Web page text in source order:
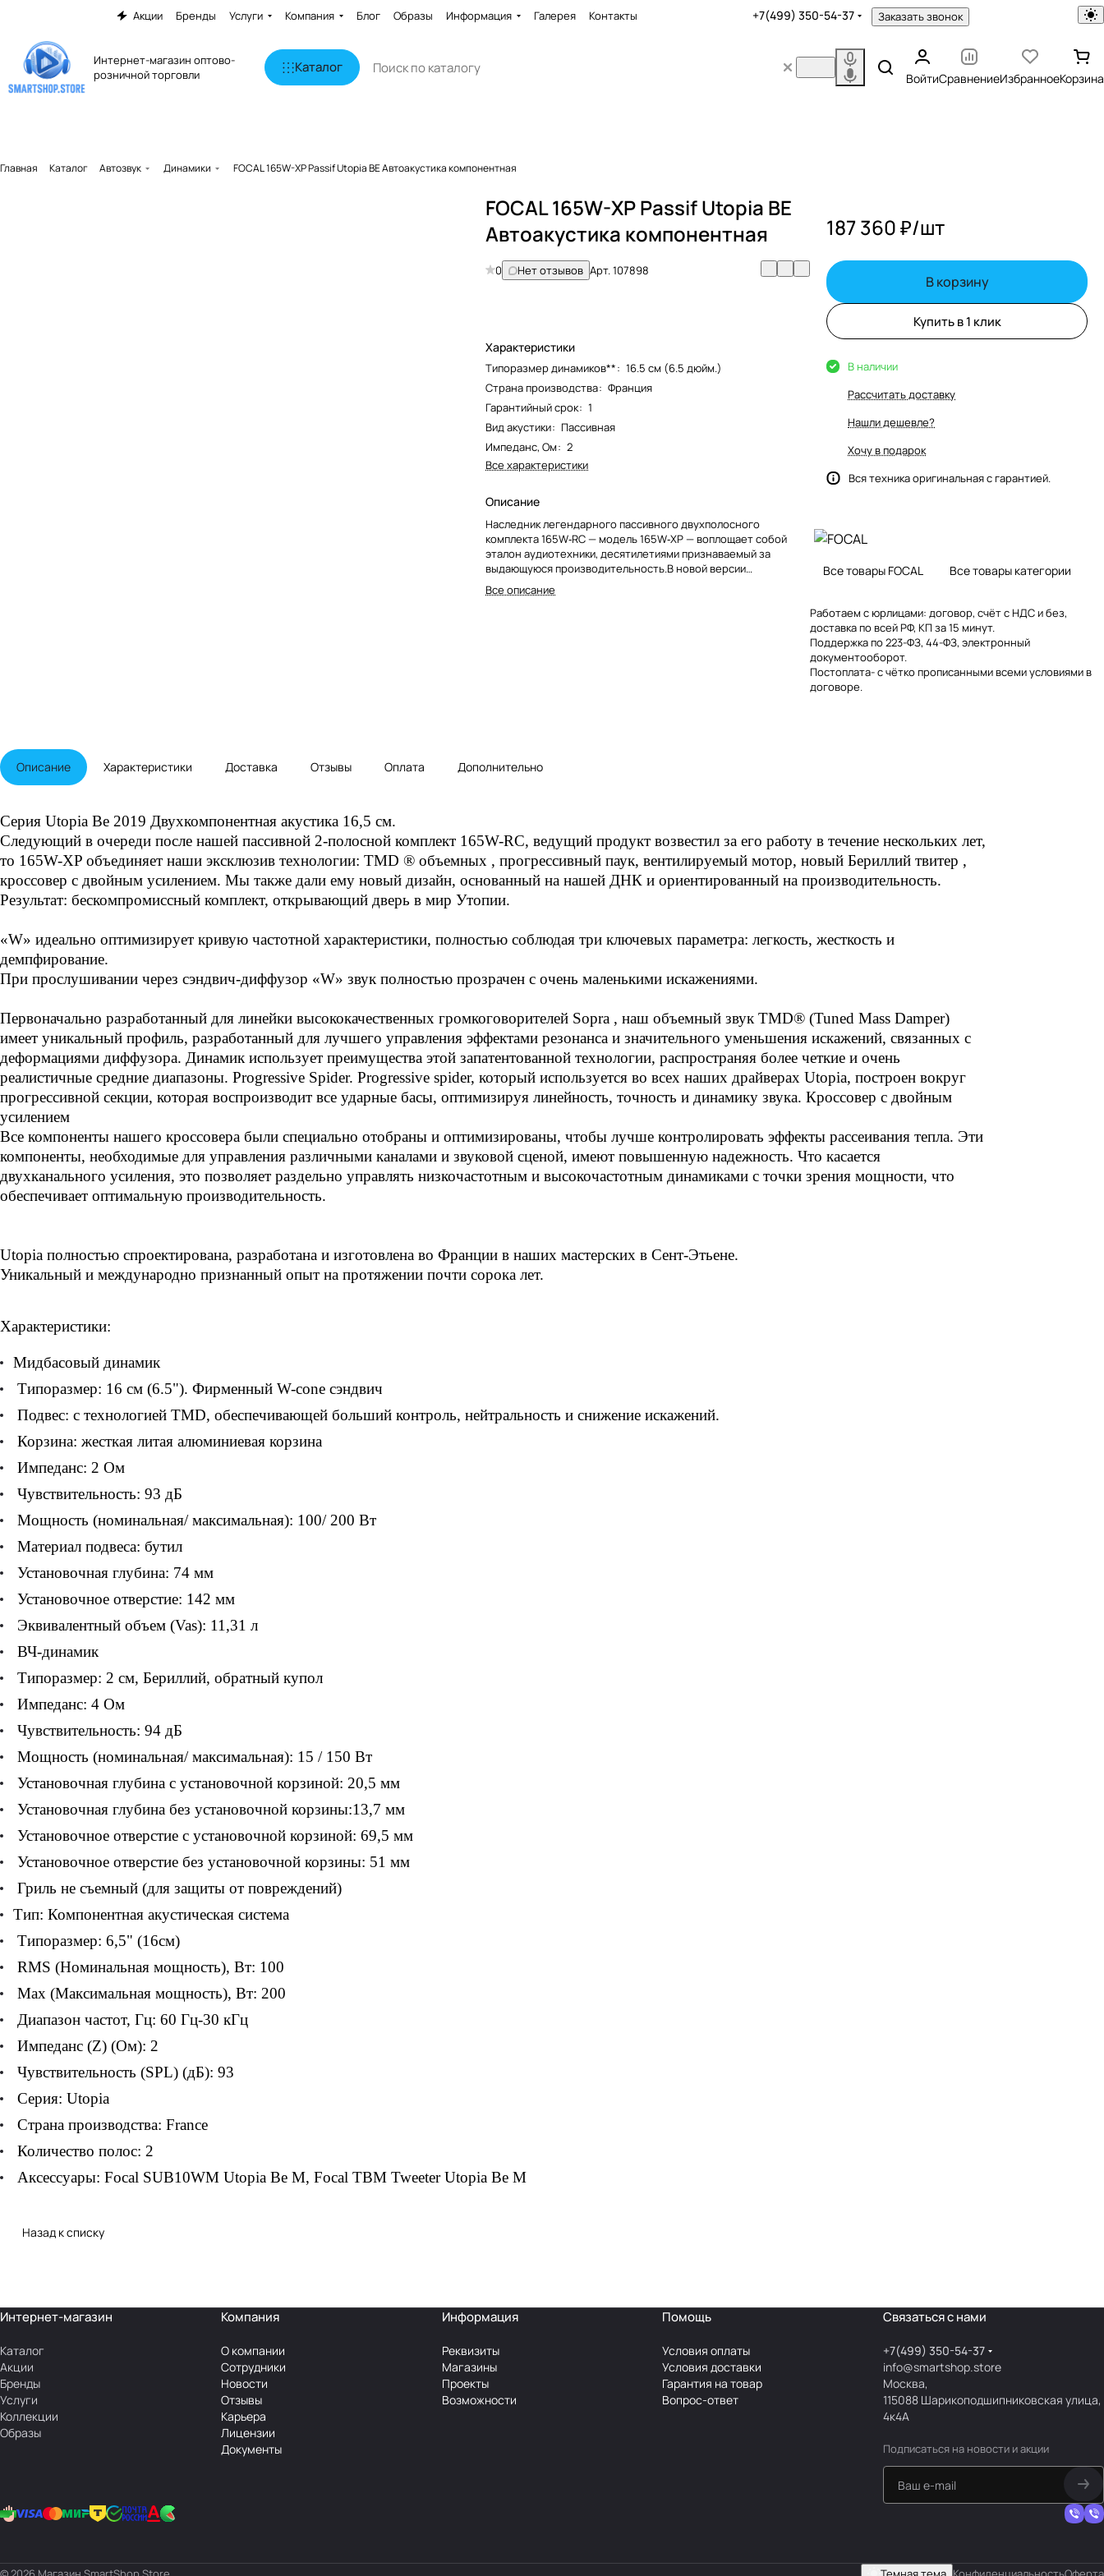
Акции Бренды Услуги Компания Блог Образы Информация Галерея Контакты +7(499) 350-54-37 Заказать звонок
Интернет-магазин оптово-
розничной торговли
Каталог
ВойтиСравнениеИзбранноеКорзина
Главная Каталог Автозвук Динамики FOCAL 165W-XP Passif Utopia BE Автоакустика компонентная
FOCAL 165W-XP Passif Utopia BE
Автоакустика компонентная
0 Нет отзывов Арт.107898
Характеристики
Типоразмер динамиков**: 16.5 см (6.5 дюйм.)
Страна производства: Франция
Гарантийный срок: 1
Вид акустики: Пассивная
Импеданс, Ом: 2
Все характеристики
Описание
Наследник легендарного пассивного двухполосного
комплекта 165W‑RC — модель 165W‑XP — воплощает собой
эталон аудиотехники, десятилетиями признаваемый за
выдающуюся производительность.В новой версии
реализованы самые передовые разработки: подвеска TMD;
паук с прогрессивным профилем; вентилируемый мотор;
Все описание
187 360 ₽/шт
В корзину
Купить в 1 клик
В наличии
Рассчитать доставку
Нашли дешевле?
Хочу в подарок
Вся техника оригинальная с гарантией.
Все товары FOCAL Все товары категории
Работаем с юрлицами: договор, счёт с НДС и без,
доставка по всей РФ, КП за 15 минут.
Поддержка по 223-ФЗ, 44-ФЗ, электронный
документооборот.
Постоплата- с чётко прописанными всеми условиями в
договоре.
Описание Характеристики Доставка Отзывы Оплата Дополнительно
Серия Utopia Be 2019 Двухкомпонентная акустика 16,5 см.
Следующий в очереди после нашей пассивной 2-полосной комплект 165W-RC, ведущий продукт возвестил за его работу в течение нескольких лет,
то 165W-XP объединяет наши эксклюзив технологии: TMD ® объемных , прогрессивный паук, вентилируемый мотор, новый Бериллий твитер ,
кроссовер с двойным усилением. Мы также дали ему новый дизайн, основанный на нашей ДНК и ориентированный на производительность.
Результат: бескомпромиссный комплект, открывающий дверь в мир Утопии.
«W» идеально оптимизирует кривую частотной характеристики, полностью соблюдая три ключевых параметра: легкость, жесткость и
демпфирование.
При прослушивании через сэндвич-диффузор «W» звук полностью прозрачен с очень маленькими искажениями.
Первоначально разработанный для линейки высококачественных громкоговорителей Sopra , наш объемный звук TMD® (Tuned Mass Damper)
имеет уникальный профиль, разработанный для лучшего управления эффектами резонанса и значительного уменьшения искажений, связанных с
деформациями диффузора. Динамик использует преимущества этой запатентованной технологии, распространяя более четкие и очень
реалистичные средние диапазоны. Progressive Spider. Progressive spider, который используется во всех наших драйверах Utopia, построен вокруг
прогрессивной секции, которая воспроизводит все ударные басы, оптимизируя линейность, точность и динамику звука. Кроссовер с двойным
усилением
Все компоненты нашего кроссовера были специально отобраны и оптимизированы, чтобы лучше контролировать эффекты рассеивания тепла. Эти
компоненты, необходимые для управления различными каналами и звуковой сценой, имеют повышенную надежность. Что касается
двухканального усиления, это позволяет раздельно управлять низкочастотным и высокочастотным динамиками с точки зрения мощности, что
обеспечивает оптимальную производительность.
Utopia полностью спроектирована, разработана и изготовлена ​​во Франции в наших мастерских в Сент-Этьене.
Уникальный и международно признанный опыт на протяжении почти сорока лет.
Характеристики:
Мидбасовый динамик
Типоразмер: 16 см (6.5"). Фирменный W-cone сэндвич
Подвес: с технологией TMD, обеспечивающей больший контроль, нейтральность и снижение искажений.
Корзина: жесткая литая алюминиевая корзина
Импеданс: 2 Ом
Чувствительность: 93 дБ
Мощность (номинальная/ максимальная): 100/ 200 Вт
Материал подвеса: бутил
Установочная глубина: 74 мм
Установочное отверстие: 142 мм
Эквивалентный объем (Vas): 11,31 л
ВЧ-динамик
Типоразмер: 2 см, Бериллий, обратный купол
Импеданс: 4 Ом
Чувствительность: 94 дБ
Мощность (номинальная/ максимальная): 15 / 150 Вт
Установочная глубина с установочной корзиной: 20,5 мм
Установочная глубина без установочной корзины:13,7 мм
Установочное отверстие с установочной корзиной: 69,5 мм
Установочное отверстие без установочной корзины: 51 мм
Гриль не съемный (для защиты от повреждений)
Тип: Компонентная акустическая система
Типоразмер: 6,5" (16см)
RMS (Номинальная мощность), Вт: 100
Max (Максимальная мощность), Вт: 200
Диапазон частот, Гц: 60 Гц-30 кГц
Импеданс (Z) (Ом): 2
Чувствительность (SPL) (дБ): 93
Серия: Utopia
Страна производства: France
Количество полос: 2
Аксессуары: Focal SUB10WM Utopia Be M, Focal TBM Tweeter Utopia Be M
Назад к списку
Интернет-магазин
Каталог
Акции
Бренды
Услуги
Коллекции
Образы
Компания
О компании
Сотрудники
Новости
Отзывы
Карьера
Лицензии
Документы
Информация
Реквизиты
Магазины
Проекты
Возможности
Помощь
Условия оплаты
Условия доставки
Гарантия на товар
Вопрос-ответ
Связаться с нами
+7(499) 350-54-37
info@smartshop.store
Москва,
115088 Шарикоподшипниковская улица,
4к4А
Подписаться на новости и акции